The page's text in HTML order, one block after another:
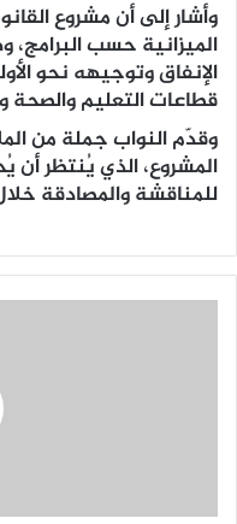
وأشار إلى أن مشروع
الميزانية حسب
الإنفاق وتوجيهه نحو
قطاعات التعليم والصحة
وقدّم النواب جملة من
المشروع، الذي يُنتظر أن
للمناقشة والمصادقة خلال